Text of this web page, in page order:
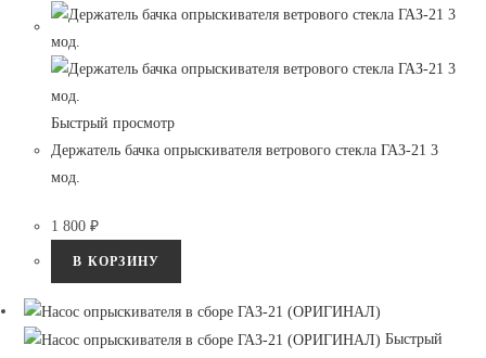
Быстрый просмотр
Держатель бачка опрыскивателя ветрового стекла ГАЗ-21 3
мод.
1 800₽
В КОРЗИНУ
Быстрый